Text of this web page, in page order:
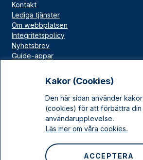
Kakor (Cookies)
Den här sidan använder kakor
(cookies) för att förbättra din
användarupplevelse.
Läs mer om våra cookies.
ACCEPTERA
Kontakt
Lediga tjänster
Om webbplatsen
Integritetspolicy
Nyhetsbrev
Guide-appar
Kulturarv Stockholm
Sociala medier
Instagram